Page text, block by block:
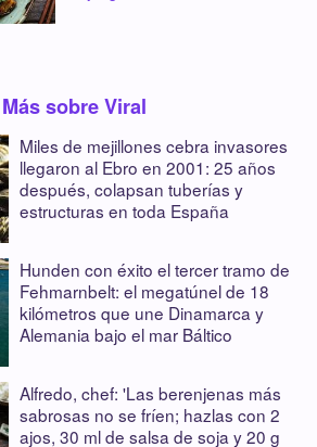
Más sobre Viral
Miles de mejillones cebra invasores
llegaron al Ebro en 2001: 25 años
después, colapsan tuberías y
estructuras en toda España
Hunden con éxito el tercer tramo de
Fehmarnbelt: el megatúnel de 18
kilómetros que une Dinamarca y
Alemania bajo el mar Báltico
Alfredo, chef: 'Las berenjenas más
sabrosas no se fríen; hazlas con 2
ajos, 30 ml de salsa de soja y 20 g